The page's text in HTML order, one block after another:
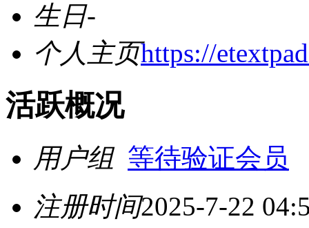
生日-
个人主页https://
活跃概况
用户组 等待验证会员
注册时间2025-7-22